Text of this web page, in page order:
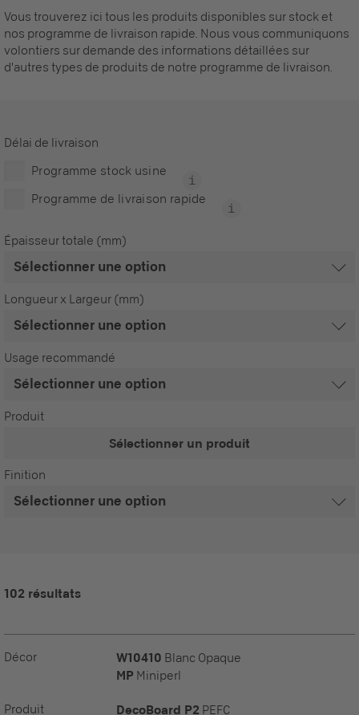
Vous trouverez ici tous les produits disponibles sur stock et
nos programme de livraison rapide. Nous vous communiquons
volontiers sur demande des informations détaillées sur
d'autres types de produits de notre programme de livraison.
Délai de livraison
Programme stock usine
Programme de livraison rapide
Épaisseur totale (mm)
Longueur x Largeur (mm)
Usage recommandé
Produit
Sélectionner un produit
Finition
102 résultats
Décor W10410 Blanc Opaque
MP Miniperl
Produit DecoBoard P2 PEFC